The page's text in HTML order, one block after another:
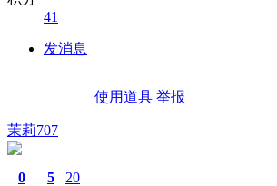
41
发消息
使用道具 举报
茉莉707
0 5 20